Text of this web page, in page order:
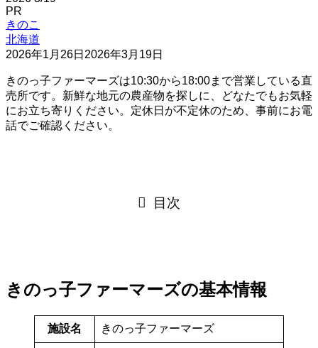
PR
きのこ
北海道
2026年1月26日 2026年3月19日
きのっ子ファーマーズは10:30から18:00まで営業している直
売所です。新鮮な地元の農産物を探しに、どなたでもお気軽
にお立ち寄りください。定休日が不定休のため、事前にお電
話でご確認ください。
目次
きのっ子ファーマーズの基本情報
施設名 きのっ子ファーマーズ